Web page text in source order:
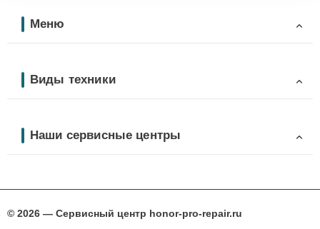
Меню
Виды техники
Наши сервисные центры
© 2026 — Сервисный центр honor-pro-repair.ru